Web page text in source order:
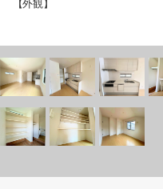
【外観】